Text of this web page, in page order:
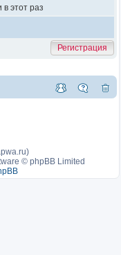
этот раз
Регистрация
© phpBB Limited